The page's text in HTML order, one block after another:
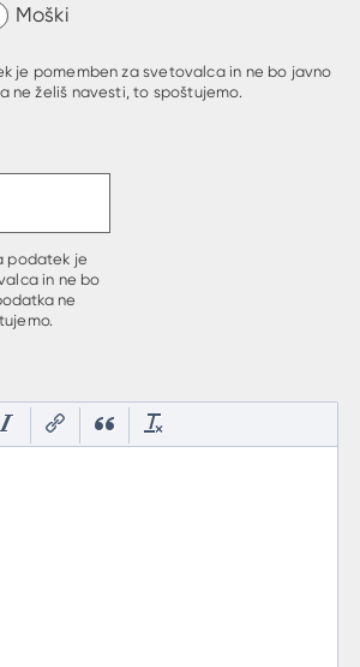
Moški
je pomemben za svetovalca in ne bo javno
ne želiš navesti, to spoštujemo.
podatek je
in ne bo
ne